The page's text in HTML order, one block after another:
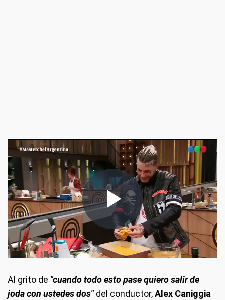
Al grito de "cuando todo esto pase quiero salir de
joda con ustedes dos"del conductor,Alex Caniggia